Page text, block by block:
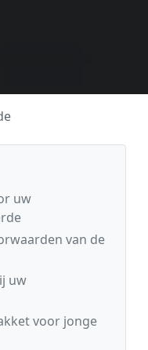
uw
van de
uw
voor jonge